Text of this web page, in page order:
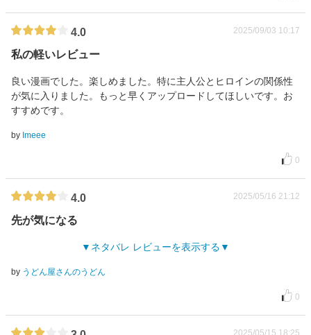
4.0 2025/09/03 10:17
私の軽いレビュー
良い漫画でした。楽しめました。特に主人公とヒロインの関係性
が気に入りました。もっと早くアップロードしてほしいです。お
すすめです。
by Imeee
0
4.0 2025/05/16 21:12
先が気になる
ネタバレ レビューを表示する
by うどん屋さんのうどん
0
2025/05/15 18:25